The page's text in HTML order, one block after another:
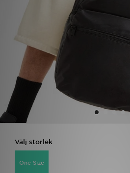
Välj storlek
One Size
Mina meddelanden
Kundservice
JD Blogg